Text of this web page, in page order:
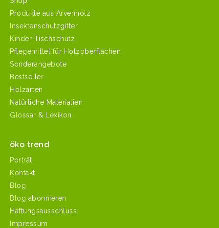
Produkte aus Arvenholz
Insektenschutzgitter
Kinder-Tischschutz
Pflegemittel für Holzoberflächen
Sonderangebote
Bestseller
Holzarten
Natürliche Materialien
Glossar & Lexikon
öko trend
Porträt
Kontakt
Blog
Blog abonnieren
Haftungsausschluss
Impressum